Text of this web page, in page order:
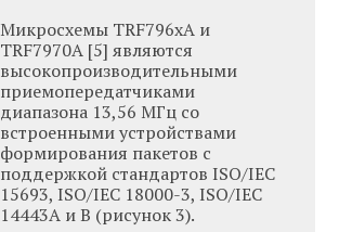
Микросхемы TRF796xA и
TRF7970A [5] являются
высокопроизводительными
приемопередатчиками
диапазона 13,56 МГц со
встроенными устройствами
формирования пакетов с
поддержкой стандартов ISO/IEC
15693, ISO/IEC 18000-3, ISO/IEC
14443A и B (рисунок 3).